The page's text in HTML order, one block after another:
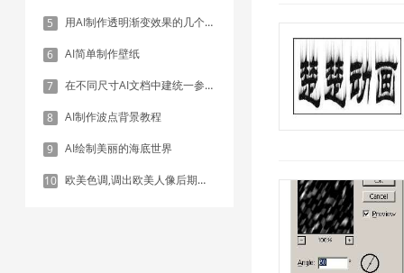
5 用AI制作透明渐变效果的几个方法
6 AI简单制作壁纸
7 在不同尺寸AI文档中建统一参考线 - 方法1：对齐和分布
8 AI制作波点背景教程
9 AI绘制美丽的海底世界
10 欧美色调,调出欧美人像后期色调实例